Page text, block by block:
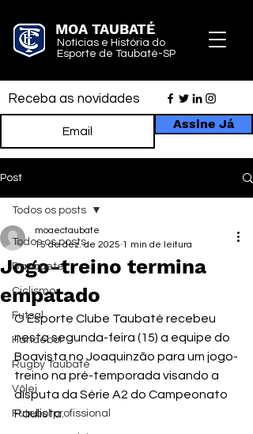
MOA TAUBATÉ
Notícias e História do
Esporte de Taubaté-SP
Receba as novidades
Assine Já
Post
Todos os posts
Basquete
Ciclismo
Futsal
Handebol
Rugby Taubaté
Vôlei
Futebol profissional
Todos os posts
Jogo-treino termina
empatado
moaectaubate
15 de dez. de 2025 1 min de leitura
O Esporte Clube Taubaté recebeu
nesta segunda-feira (15) a equipe do
Boavista no Joaquinzão para um jogo-
treino na pré-temporada visando a
disputa da Série A2 do Campeonato
Paulista.